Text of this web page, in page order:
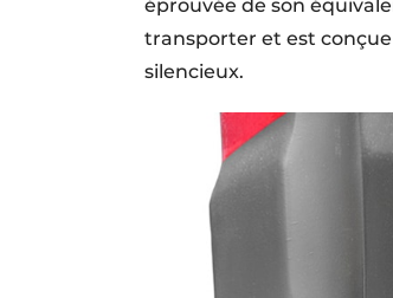
éprouvée de son
transporter et est
silencieux.